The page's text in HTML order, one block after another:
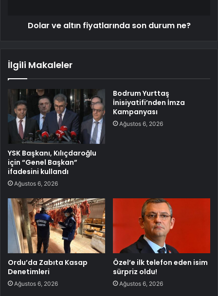
Dolar ve altın fiyatlarında son durum ne?
İlgili Makaleler
YSK Başkanı, Kılıçdaroğlu
için “Genel Başkan”
ifadesini kullandı
Ağustos 6, 2026
Bodrum Yurttaş
İnisiyatifi’nden İmza
Kampanyası
Ağustos 6, 2026
Ordu’da Zabıta Kasap
Denetimleri
Ağustos 6, 2026
Özel’e ilk telefon eden isim
sürpriz oldu!
Ağustos 6, 2026